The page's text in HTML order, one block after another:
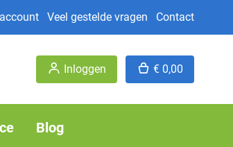
Veel gestelde vragen Contact
Inloggen € 0,00
Blog